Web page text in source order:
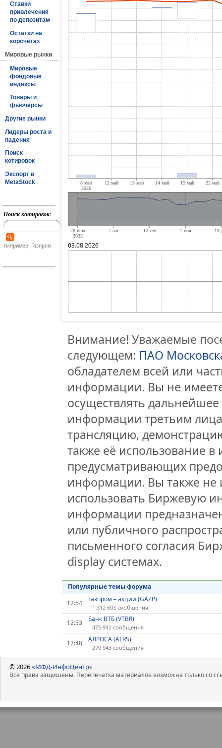
Ставки
привлечения
по депозитам
Остатки на
корсчетах
Мировые рынки
Мировые
фондовые
индексы
Товары и
фьючерсы
Другие рынки
Лидеры роста и
падения
Поиск
котировок
Экспорт в
MetaStock
Поиск котировок:
Например: Газпром 03.08.2026
Внимание! Уважаемые
следующем: ПАО
обладателем всей или
информации. Вы не
осуществлять
информации третьим
трансляцию,
также её использование
предусматривающих
информации. Вы также не
использовать Биржевую
информации
или публичного
письменного согласия
display системах.
Популярные темы форума
12:54
Газпром – акции (GAZP)
1 312 603 сообщения
12:53 Банк ВТБ (VTBR)
475 942 сообщения
12:48 АЛРОСА (ALRS)
270 943 сообщения
© 2026«МФД-ИнфоЦентр»
Все права защищены. Перепечатка материалов возможна только со